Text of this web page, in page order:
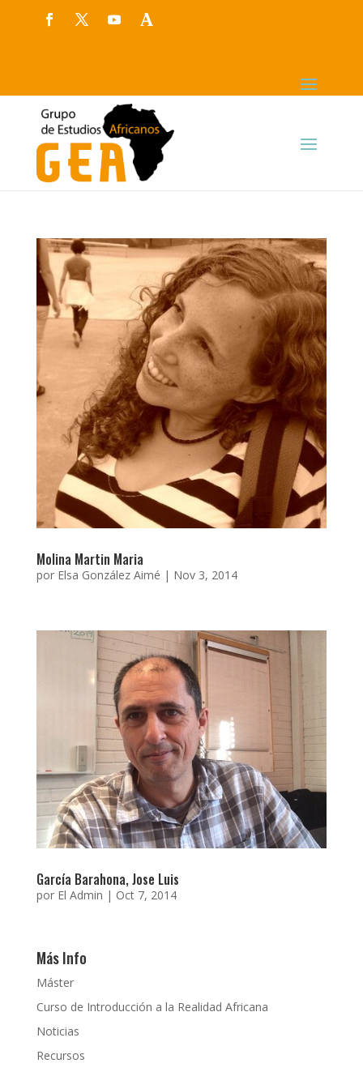
Molina Martin Maria
por Elsa González Aimé | Nov 3, 2014
García Barahona, Jose Luis
por El Admin | Oct 7, 2014
Más Info
Máster
Curso de Introducción a la Realidad Africana
Noticias
Recursos